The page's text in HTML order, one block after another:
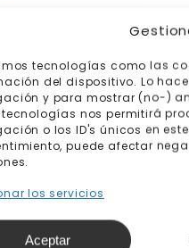
tecnologías como las
del dispositivo. Lo
y para mostrar (no-)
nos permitirá
o los ID's únicos en
puede afectar
los servicios
Aceptar